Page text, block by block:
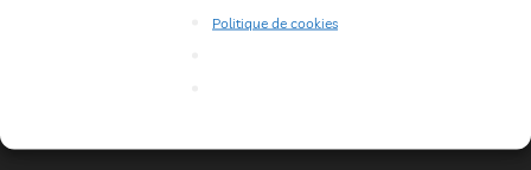
Politique de cookies